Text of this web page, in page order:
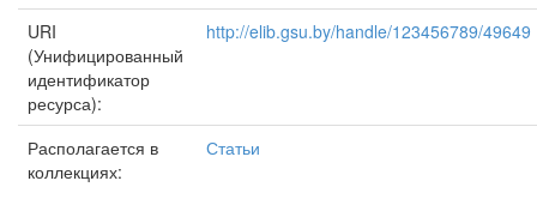
URI
(Унифицированный
идентификатор
ресурса):
http://elib.gsu.by/handle/123456789/49649
Располагается в
коллекциях:
Статьи